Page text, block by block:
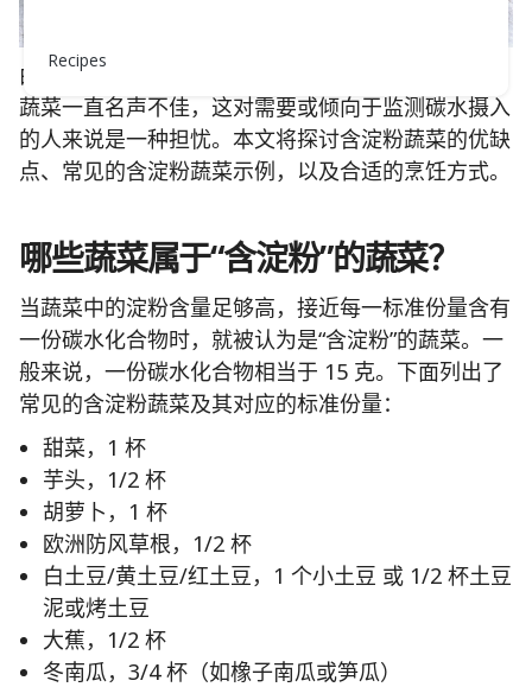
Recipes
由于淀粉是一种复杂碳水化合物，多年来“含淀粉”的
蔬菜一直名声不佳，这对需要或倾向于监测碳水摄入
的人来说是一种担忧。本文将探讨含淀粉蔬菜的优缺
点、常见的含淀粉蔬菜示例，以及合适的烹饪方式。
哪些蔬菜属于“含淀粉”的蔬菜？
当蔬菜中的淀粉含量足够高，接近每一标准份量含有
一份碳水化合物时，就被认为是“含淀粉”的蔬菜。一
般来说，一份碳水化合物相当于 15 克。下面列出了
常见的含淀粉蔬菜及其对应的标准份量：
甜菜，1 杯
芋头，1/2 杯
胡萝卜，1 杯
欧洲防风草根，1/2 杯
白土豆/黄土豆/红土豆，1 个小土豆 或 1/2 杯土豆
泥或烤土豆
大蕉，1/2 杯
冬南瓜，3/4 杯（如橡子南瓜或笋瓜）